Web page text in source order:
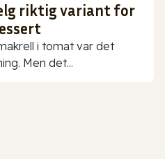
riktig variant for
i tomat var det
Men det...